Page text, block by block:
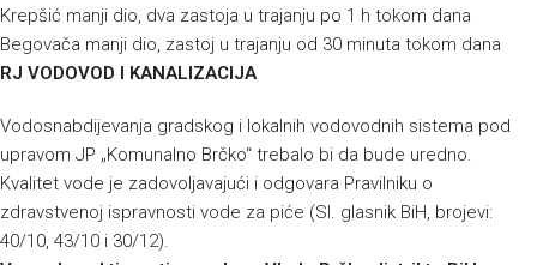
Krepšić manji dio, dva zastoja u trajanju po 1 h tokom dana
Begovača manji dio, zastoj u trajanju od 30 minuta tokom dana
RJ VODOVOD I KANALIZACIJA
Vodosnabdijevanja gradskog i lokalnih vodovodnih sistema pod
upravom JP „Komunalno Brčko“ trebalo bi da bude uredno.
Kvalitet vode je zadovoljavajući i odgovara Pravilniku o
zdravstvenoj ispravnosti vode za piće (Sl. glasnik BiH, brojevi:
40/10, 43/10 i 30/12).